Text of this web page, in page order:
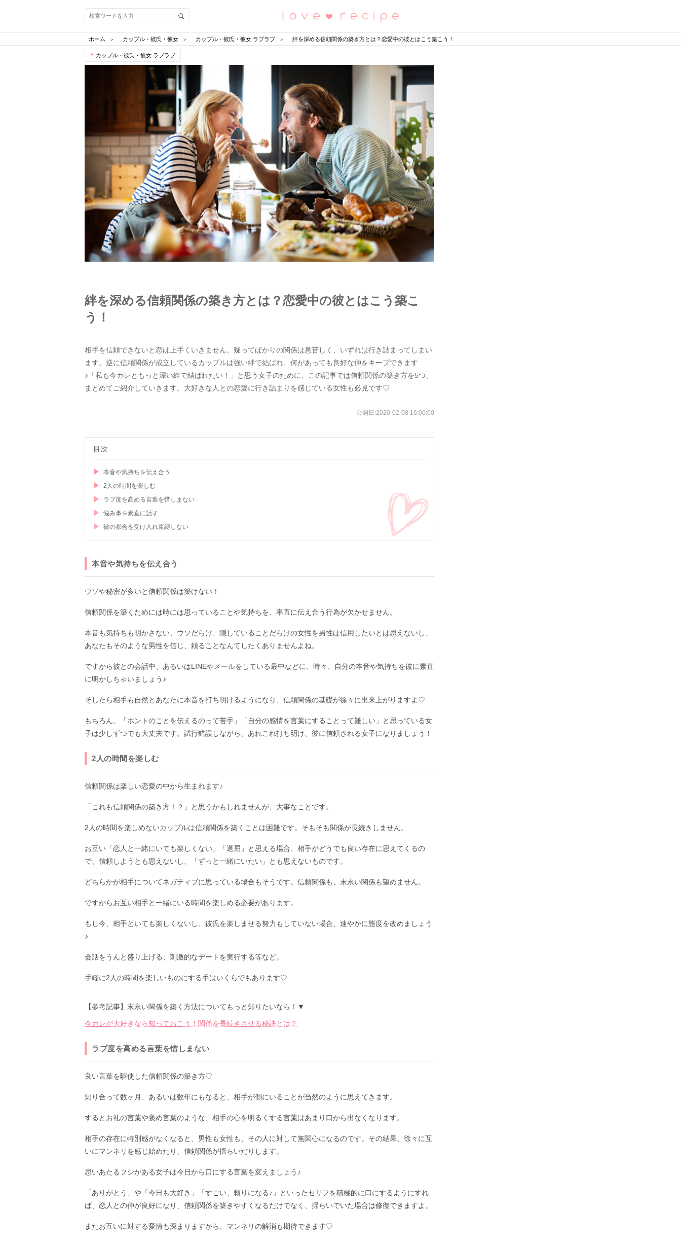
恋愛レシピ
ホーム カップル・彼氏・彼女 カップル・彼氏・彼女 ラブラブ 絆を深める信頼関係の築き方とは？恋愛中の彼とはこう築こう！
カップル・彼氏・彼女 ラブラブ
絆を深める信頼関係の築き方とは？恋愛中の彼とはこう築こ
う！
相手を信頼できないと恋は上手くいきません。疑ってばかりの関係は息苦しく、いずれは行き詰まってしまい
ます。逆に信頼関係が成立しているカップルは強い絆で結ばれ、何があっても良好な仲をキープできます
♪「私も今カレともっと深い絆で結ばれたい！」と思う女子のために、この記事では信頼関係の築き方を5つ、
まとめてご紹介していきます。大好きな人との恋愛に行き詰まりを感じている女性も必見です♡
公開日:2020-02-08 16:00:00
目次
本音や気持ちを伝え合う
2人の時間を楽しむ
ラブ度を高める言葉を惜しまない
悩み事を素直に話す
彼の都合を受け入れ束縛しない
本音や気持ちを伝え合う
ウソや秘密が多いと信頼関係は築けない！
信頼関係を築くためには時には思っていることや気持ちを、率直に伝え合う行為が欠かせません。
本音も気持ちも明かさない、ウソだらけ、隠していることだらけの女性を男性は信用したいとは思えないし、
あなたもそのような男性を信じ、頼ることなんてしたくありませんよね。
ですから彼との会話中、あるいはLINEやメールをしている最中などに、時々、自分の本音や気持ちを彼に素直
に明かしちゃいましょう♪
そしたら相手も自然とあなたに本音を打ち明けるようになり、信頼関係の基礎が徐々に出来上がりますよ♡
もちろん、「ホントのことを伝えるのって苦手」「自分の感情を言葉にすることって難しい」と思っている女
子は少しずつでも大丈夫です。試行錯誤しながら、あれこれ打ち明け、彼に信頼される女子になりましょう！
2人の時間を楽しむ
信頼関係は楽しい恋愛の中から生まれます♪
「これも信頼関係の築き方！？」と思うかもしれませんが、大事なことです。
2人の時間を楽しめないカップルは信頼関係を築くことは困難です。そもそも関係が長続きしません。
お互い「恋人と一緒にいても楽しくない」「退屈」と思える場合、相手がどうでも良い存在に思えてくるの
で、信頼しようとも思えないし、「ずっと一緒にいたい」とも思えないものです。
どちらかが相手についてネガティブに思っている場合もそうです。信頼関係も、末永い関係も望めません。
ですからお互い相手と一緒にいる時間を楽しめる必要があります。
もし今、相手といても楽しくないし、彼氏を楽しませる努力もしていない場合、速やかに態度を改めましょう
♪
会話をうんと盛り上げる、刺激的なデートを実行する等など。
手軽に2人の時間を楽しいものにする手はいくらでもあります♡
【参考記事】末永い関係を築く方法についてもっと知りたいなら！▼
今カレが大好きなら知っておこう！関係を長続きさせる秘訣とは？
ラブ度を高める言葉を惜しまない
良い言葉を駆使した信頼関係の築き方♡
知り合って数ヶ月、あるいは数年にもなると、相手が側にいることが当然のように思えてきます。
するとお礼の言葉や褒め言葉のような、相手の心を明るくする言葉はあまり口から出なくなります。
相手の存在に特別感がなくなると、男性も女性も、その人に対して無関心になるのです。その結果、徐々に互
いにマンネリを感じ始めたり、信頼関係が揺らいだりします。
思いあたるフシがある女子は今日から口にする言葉を変えましょう♪
「ありがとう」や「今日も大好き」「すごい、頼りになる♪」といったセリフを積極的に口にするようにすれ
ば、恋人との仲が良好になり、信頼関係を築きやすくなるだけでなく、揺らいでいた場合は修復できますよ。
またお互いに対する愛情も深まりますから、マンネリの解消も期待できます♡